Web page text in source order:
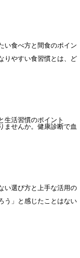
い食べ方と間食のポイン
りやすい食習慣とは、ど
生活習慣のポイント
ませんか。健康診断で血
い選び方と上手な活用の
う」と感じたことはない